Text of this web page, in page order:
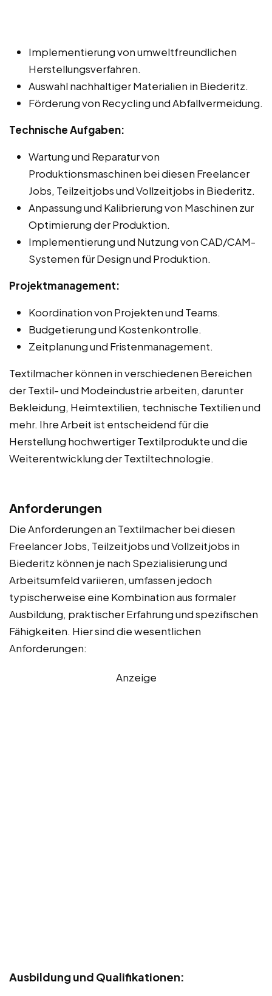
Implementierung von umweltfreundlichen
Herstellungsverfahren.
Auswahl nachhaltiger Materialien in Biederitz.
Förderung von Recycling und Abfallvermeidung.
Technische Aufgaben:
Wartung und Reparatur von
Produktionsmaschinen bei diesen Freelancer
Jobs, Teilzeitjobs und Vollzeitjobs in Biederitz.
Anpassung und Kalibrierung von Maschinen zur
Optimierung der Produktion.
Implementierung und Nutzung von CAD/CAM-
Systemen für Design und Produktion.
Projektmanagement:
Koordination von Projekten und Teams.
Budgetierung und Kostenkontrolle.
Zeitplanung und Fristenmanagement.
Textilmacher können in verschiedenen Bereichen
der Textil- und Modeindustrie arbeiten, darunter
Bekleidung, Heimtextilien, technische Textilien und
mehr. Ihre Arbeit ist entscheidend für die
Herstellung hochwertiger Textilprodukte und die
Weiterentwicklung der Textiltechnologie.
Anforderungen
Die Anforderungen an Textilmacher bei diesen
Freelancer Jobs, Teilzeitjobs und Vollzeitjobs in
Biederitz können je nach Spezialisierung und
Arbeitsumfeld variieren, umfassen jedoch
typischerweise eine Kombination aus formaler
Ausbildung, praktischer Erfahrung und spezifischen
Fähigkeiten. Hier sind die wesentlichen
Anforderungen:
Anzeige
Ausbildung und Qualifikationen: